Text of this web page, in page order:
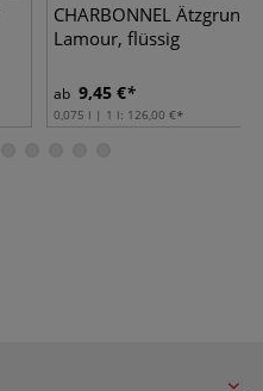
CHARBONNEL Ätzgrund
Lamour, flüssig
ab 9,45 €
0,075 l | 1 l: 126,00 €